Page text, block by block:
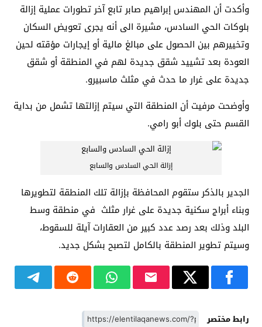
وأكدت أن المهندس إبراهيم صابر تابع آخر تطورات عملية إزالة
بلوكات الحي السادس، مشيرة الى أنه يجرى تعويض السكان
وتخييرهم بين الحصول على مبالغ مالية أو إيجارات مؤقته لحين
العودة بعد تشييد شقق جديدة لهم في المنطقة أو شقق
جديدة على غرار ما حدث في مثلث ماسبيرو.
وأوضحت مرفيت أن المنطقة التي سيتم إزالتها تشمل من بداية
القسم حتى بلوك أبو رامي.
إزالة الحي السادس والسابع
الجدير بالذكر ستقوم المحافظة بإزالة تلك المنطقة لتطويرها
وبناء أبراج سكنية جديدة على غرار مثلث في منطقة وسط
البلد وذلك بعد رصد عدد كبير من العقارات آيلة للسقوط،
وسيتم تطوير المنطقة بالكامل لتصبح بشكل جديد.
رابط مختصر